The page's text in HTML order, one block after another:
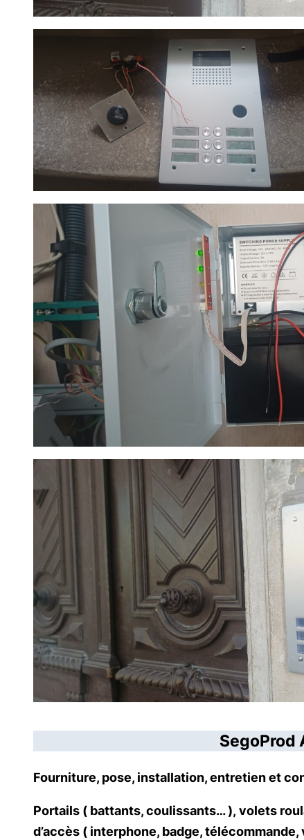
SegoProd
Fourniture, pose, installation, entretien et
Portails ( battants, coulissants… ), volets
d’accès ( interphone, badge, télécommande,